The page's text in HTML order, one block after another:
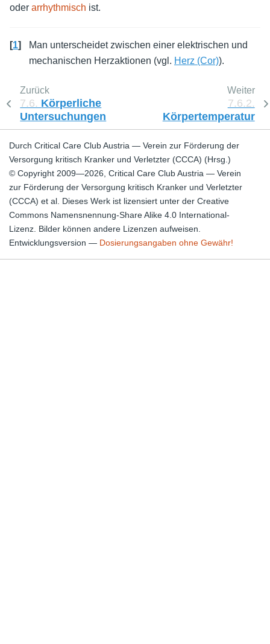
oder arrhythmisch ist.
[1]
Man unterscheidet zwischen einer elektrischen und
mechanischen Herzaktionen (vgl. Herz (Cor)).
Zurück
7.6. Körperliche
Untersuchungen
Weiter
7.6.2.
Körpertemperatur
Durch Critical Care Club Austria — Verein zur Förderung der
Versorgung kritisch Kranker und Verletzter (CCCA) (Hrsg.)
© Copyright 2009—2026, Critical Care Club Austria — Verein
zur Förderung der Versorgung kritisch Kranker und Verletzter
(CCCA) et al. Dieses Werk ist lizensiert unter der Creative
Commons Namensnennung-Share Alike 4.0 International-
Lizenz. Bilder können andere Lizenzen aufweisen.
Entwicklungsversion — Dosierungsangaben ohne Gewähr!